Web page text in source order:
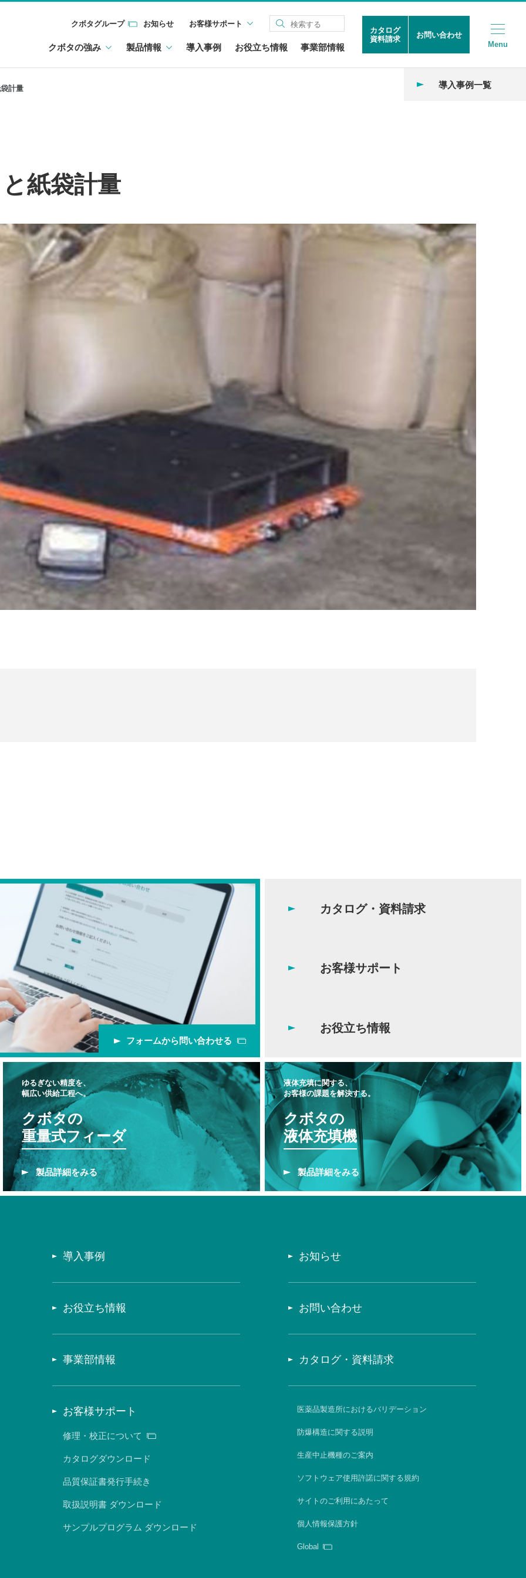
クボタグループ お知らせ お客様サポート
クボタの強み 製品情報 導入事例 お役立ち情報 事業部情報
カタログ
資料請求
お問い合わせ
Menu
計量 導入事例一覧
紙袋計量
フォームから問い合わせる
カタログ・資料請求
お客様サポート
お役立ち情報
ゆるぎない精度を、
幅広い供給工程へ。
クボタの
重量式フィーダ
製品詳細をみる
液体充填に関する、
お客様の課題を解決する。
クボタの
液体充填機
製品詳細をみる
導入事例
お役立ち情報
事業部情報
お客様サポート
修理・校正について
カタログダウンロード
品質保証書発行手続き
取扱説明書 ダウンロード
サンプルプログラム ダウンロード
お知らせ
お問い合わせ
カタログ・資料請求
医薬品製造所におけるバリデーション
防爆構造に関する説明
生産中止機種のご案内
ソフトウェア使用許諾に関する規約
サイトのご利用にあたって
個人情報保護方針
Global